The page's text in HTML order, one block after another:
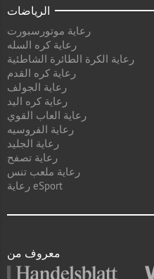
الرياضات
رعاية موتورسبورت
رعاية كره السله
رعاية الكرة الطائرة الشاطئية
رعاية كره القدم
رعاية الجولف
رعاية كره اليد
رعاية العاب القوي
رعاية الفروسيه
رعاية الجليد
رعاية تصفح
رعاية ملعب تنس
رعاية eSport
معروف من